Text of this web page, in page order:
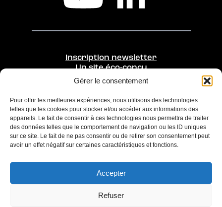
Gérer le consentement
Pour offrir les meilleures expériences, nous utilisons des technologies
telles que les cookies pour stocker et/ou accéder aux informations des
appareils. Le fait de consentir à ces technologies nous permettra de traiter
des données telles que le comportement de navigation ou les ID uniques
sur ce site. Le fait de ne pas consentir ou de retirer son consentement peut
avoir un effet négatif sur certaines caractéristiques et fonctions.
Accepter
Refuser
Inscription newsletter
Un site éco-conçu
Une initiative de Opérée par